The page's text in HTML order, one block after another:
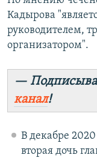
Кадырова
руководителем,
организатором".
—
канал!
В декабре
вторая дочь